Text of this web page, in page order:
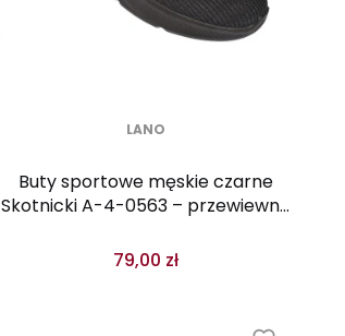
LANO
Buty sportowe męskie czarne
Skotnicki A-4-0563 – przewiewne
79,00 zł